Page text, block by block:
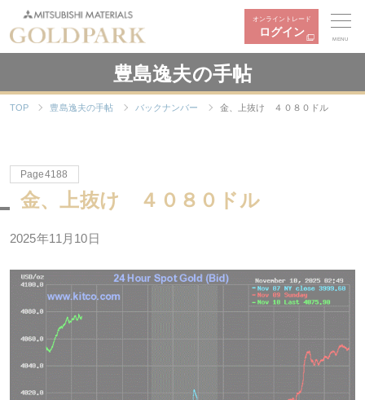
オンライントレード
ログイン
MENU
豊島逸夫の手帖
TOP 豊島逸夫の手帖 バックナンバー 金、上抜け ４０８０ドル
Page4188
金、上抜け ４０８０ドル
2025年11月10日